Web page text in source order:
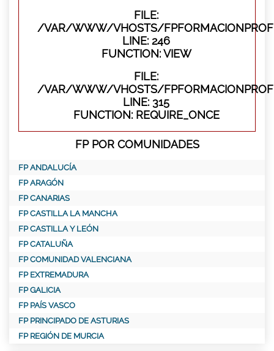
FILE:
/VAR/WWW/VHOSTS/
LINE: 246
FUNCTION: VIEW
FILE:
/VAR/WWW/VHOSTS/
LINE: 315
FUNCTION: REQUIRE_ONCE
FP POR COMUNIDADES
FP ANDALUCÍA
FP ARAGÓN
FP CANARIAS
FP CASTILLA LA MANCHA
FP CASTILLA Y LEÓN
FP CATALUÑA
FP COMUNIDAD VALENCIANA
FP EXTREMADURA
FP GALICIA
FP PAÍS VASCO
FP PRINCIPADO DE ASTURIAS
FP REGIÓN DE MURCIA